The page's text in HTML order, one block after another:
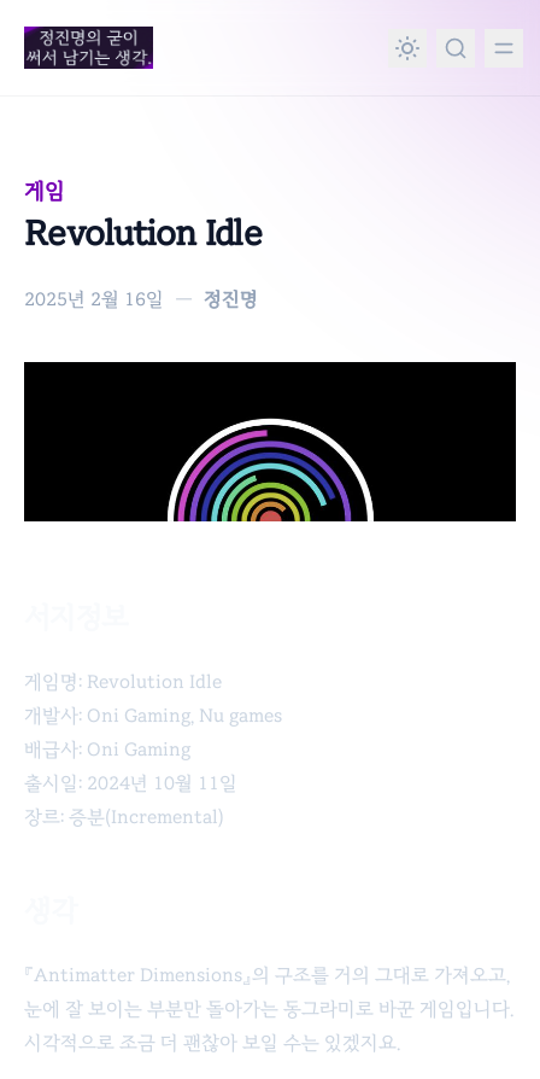
content
게임
Revolution Idle
2025년 2월 16일 — 정진명
게임명: Revolution Idle
개발사: Oni Gaming, Nu games
배급사: Oni Gaming
출시일: 2024년 10월 11일
장르: 증분(Incremental)
『Antimatter Dimensions』의 구조를 거의 그대로 가져오고,
눈에 잘 보이는 부분만 돌아가는 동그라미로 바꾼 게임입니다.
시각적으로 조금 더 괜찮아 보일 수는 있겠지요.